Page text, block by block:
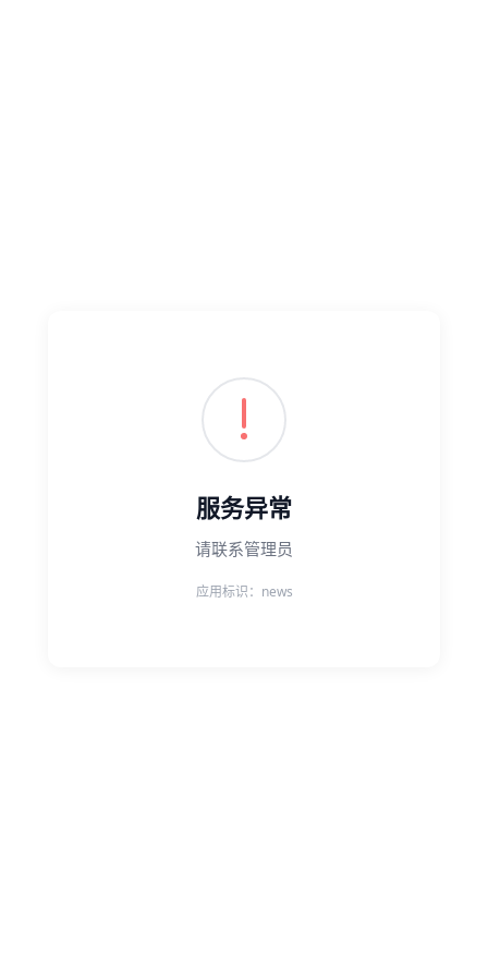
服务异常
请联系管理员
应用标识：news